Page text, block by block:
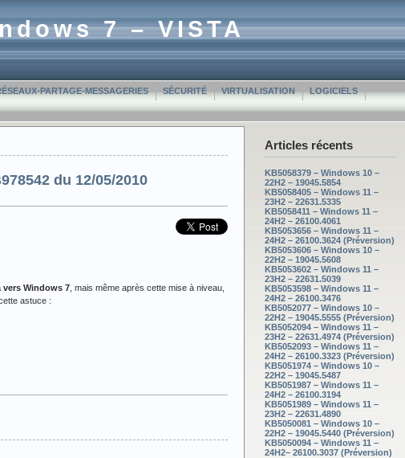
7 – VISTA
PARTAGE-MESSAGERIES SÉCURITÉ VIRTUALISATION LOGICIELS
Articles récents
KB5058379 – Windows 10 –
22H2 – 19045.5854
KB5058405 – Windows 11 –
23H2 – 22631.5335
KB5058411 – Windows 11 –
24H2 – 26100.4061
KB5053656 – Windows 11 –
24H2 – 26100.3624 (Préversion)
KB5053606 – Windows 10 –
22H2 – 19045.5608
KB5053602 – Windows 11 –
23H2 – 22631.5039
KB5053598 – Windows 11 –
24H2 – 26100.3476
KB5052077 – Windows 10 –
22H2 – 19045.5555 (Préversion)
KB5052094 – Windows 11 –
23H2 – 22631.4974 (Préversion)
KB5052093 – Windows 11 –
24H2 – 26100.3323 (Préversion)
KB5051974 – Windows 10 –
22H2 – 19045.5487
KB5051987 – Windows 11 –
24H2 – 26100.3194
KB5051989 – Windows 11 –
23H2 – 22631.4890
KB5050081 – Windows 10 –
22H2 – 19045.5440 (Préversion)
KB5050094 – Windows 11 –
24H2– 26100.3037 (Préversion)
du 12/05/2010
vers Windows 7 , mais même après cette mise à niveau,
astuce :